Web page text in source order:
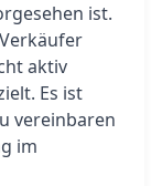
ist.
aktiv
Es ist
vereinbaren
im